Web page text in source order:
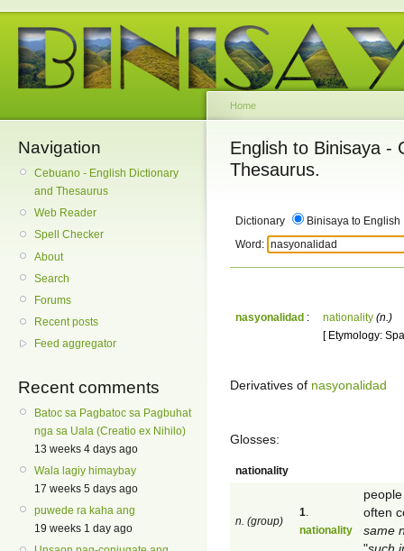
Navigation
Cebuano - English Dictionary
and Thesaurus
Web Reader
Spell Checker
About
Search
Forums
Recent posts
Feed aggregator
Recent comments
Batoc sa Pagbatoc sa Pagbuhat
nga sa Uala (Creatio ex Nihilo)
13 weeks 4 days ago
Wala lagiy himaybay
17 weeks 5 days ago
puwede ra kaha ang
19 weeks 1 day ago
Home
English to Binisaya -
Thesaurus.
Dictionary
Binisaya to English
Word:
nasyonalidad : nationality (n.)
[ Etymology:
Derivatives of nasyonalidad
Glosses:
nationality
n. (group)
1
nationality
often
same
"such